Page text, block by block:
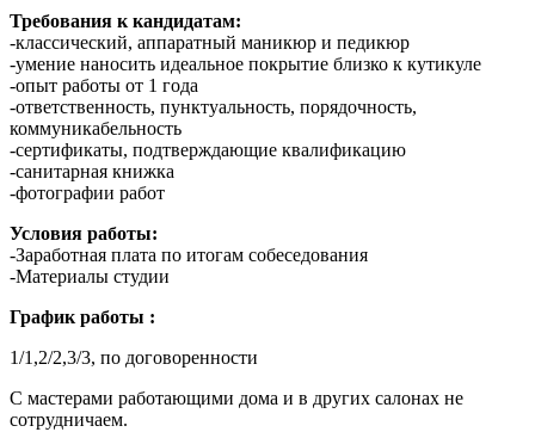
Требования к кандидатам:
-классический, аппаратный маникюр и педикюр
-умение наносить идеальное покрытие близко к кутикуле
-опыт работы от 1 года
-ответственность, пунктуальность, порядочность,
коммуникабельность
-сертификаты, подтверждающие квалификацию
-санитарная книжка
-фотографии работ
Условия работы:
-Заработная плата по итогам собеседования
-Материалы студии
График работы :
1/1,2/2,3/3, по договоренности
С мастерами работающими дома и в других салонах не
сотрудничаем.